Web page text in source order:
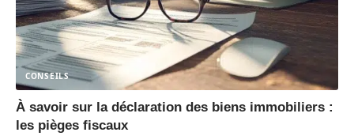
CONSEILS
À savoir sur la déclaration des biens immobiliers :
les pièges fiscaux